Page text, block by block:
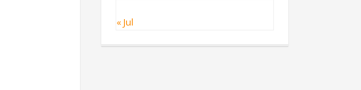
« Jul